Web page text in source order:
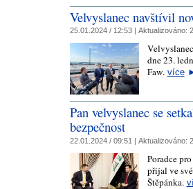
Velvyslanec navštívil
25.01.2024 / 12:53 | Aktualizováno:
dne 23.
Faw. více
Pan velvyslanec se
bezpečnost
22.01.2024 / 09:51 | Aktualizováno:
Poradce
přijal ve
Štěpánka.